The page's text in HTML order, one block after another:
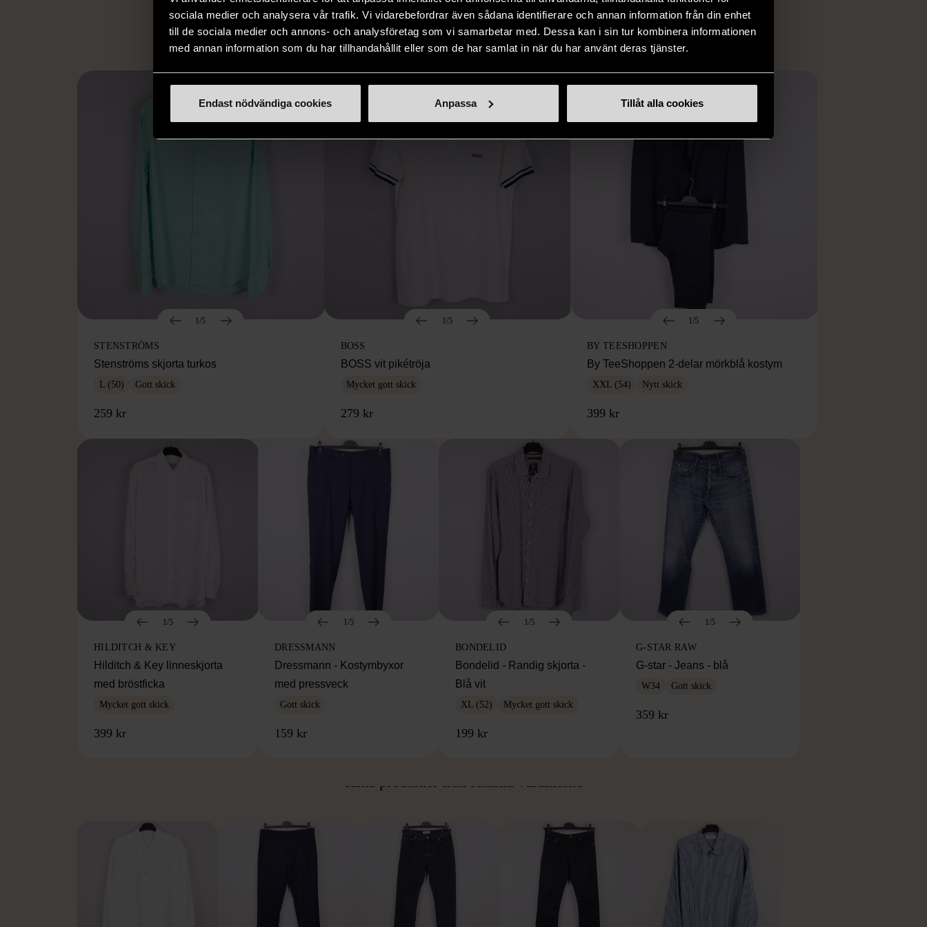
sociala medier och analysera vår trafik. Vi vidarebefordrar även sådana identifierare och annan information från din enhet
till de sociala medier och annons- och analysföretag som vi samarbetar med. Dessa kan i sin tur kombinera informationen
med annan information som du har tillhandahållit eller som de har samlat in när du har använt deras tjänster.
Endast nödvändiga cookies Anpassa Tillåt alla cookies
Hitta produkter som påminner om denna
1/5
STENSTRÖMS
Stenströms skjorta turkos
L (50) Gott skick
259 kr
1/5
BOSS
BOSS vit pikétröja
Mycket gott skick
279 kr
1/5
BY TEESHOPPEN
By TeeShoppen 2-delar mörkblå kostym
XXL (54) Nytt skick
399 kr
1/5
HILDITCH & KEY
Hilditch & Key linneskjorta
med bröstficka
Mycket gott skick
399 kr
1/5
DRESSMANN
Dressmann - Kostymbyxor
med pressveck
Gott skick
159 kr
1/5
BONDELID
Bondelid - Randig skjorta -
Blå vit
XL (52) Mycket gott skick
199 kr
1/5
G-STAR RAW
G-star - Jeans - blå
W34 Gott skick
359 kr
Hitta produkter från samma varumärke